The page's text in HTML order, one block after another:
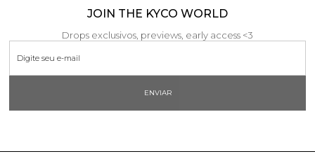
JOIN THE KYCO WORLD
Drops exclusivos, previews, early access <3
ENVIAR